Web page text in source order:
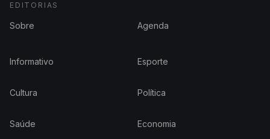
EDITORIAS
Sobre Agenda
Informativo Esporte
Cultura Política
Saúde Economia